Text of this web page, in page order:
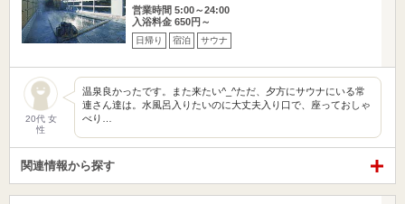
営業時間 5:00～24:00
入浴料金 650円～
日帰り 宿泊 サウナ
20代 女
性
温泉良かったです。また来たい^_^ただ、夕方にサウナにいる常
連さん達は。水風呂入りたいのに大丈夫入り口で、座っておしゃ
べり…
関連情報から探す